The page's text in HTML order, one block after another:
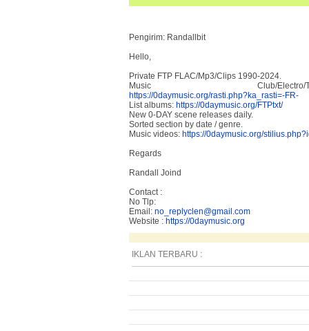
Pengirim: Randallbit
Hello,
Private FTP FLAC/Mp3/Clips 1990-2024.
Music Club/Electro/Trance/
https://0daymusic.org/rasti.php?ka_rasti=-FR-
List albums: https://0daymusic.org/FTPtxt/
New 0-DAY scene releases daily.
Sorted section by date / genre.
Music videos: https://0daymusic.org/
Regards
Randall Joind
Contact :
No Tlp:
Email: no_replyclen@gmail.com
Website : https://0daymusic.org
IKLAN TERBARU :